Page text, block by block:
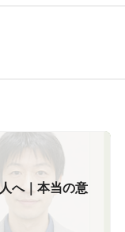
へ｜本当の意